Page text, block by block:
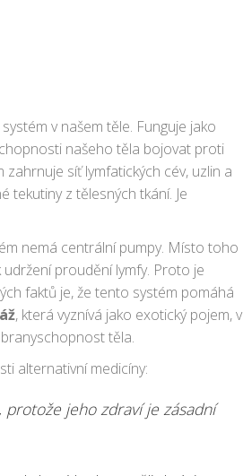
v našem těle. Funguje jako
našeho těla bojovat proti
síť lymfatických cév, uzlin a
z tělesných tkání. Je
nemá centrální pumpy. Místo toho
proudění lymfy. Proto je
faktů je, že tento systém pomáhá
, která vyznívá jako exotický pojem, v
těla.
alternativní medicíny:
protože jeho zdraví je zásadní